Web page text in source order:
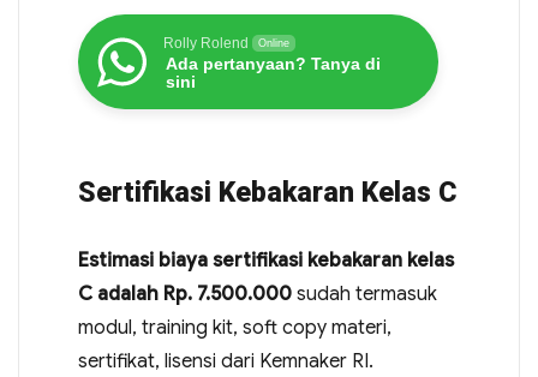
Rolly Rolend Online
Ada pertanyaan? Tanya di
sini
Sertifikasi Kebakaran Kelas C
Estimasi biaya sertifikasi kebakaran kelas
C adalah Rp. 7.500.000sudah termasuk
modul, training kit, soft copy materi,
sertifikat, lisensi dari Kemnaker RI.